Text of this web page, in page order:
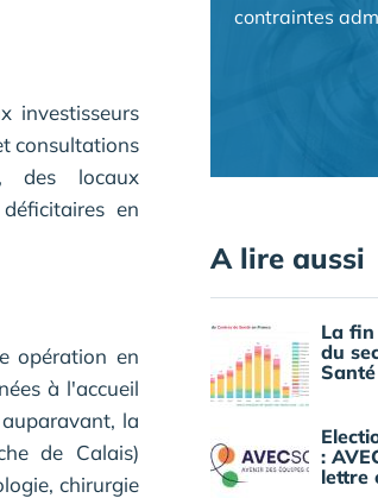
investisseurs
consultations
des locaux
en
opération en
à l'accueil
la
de Calais)
chirurgie
contraintes
A lire aussi
La
du
Santé
:
lettre